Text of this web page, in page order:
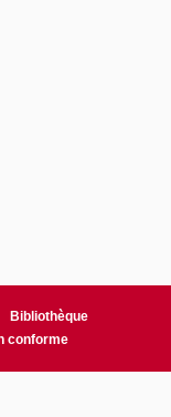
Bibliothèque
conforme